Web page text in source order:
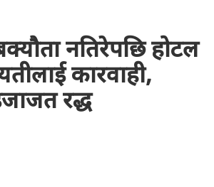
नतिरेपछि होटल
कारवाही,
रद्ध